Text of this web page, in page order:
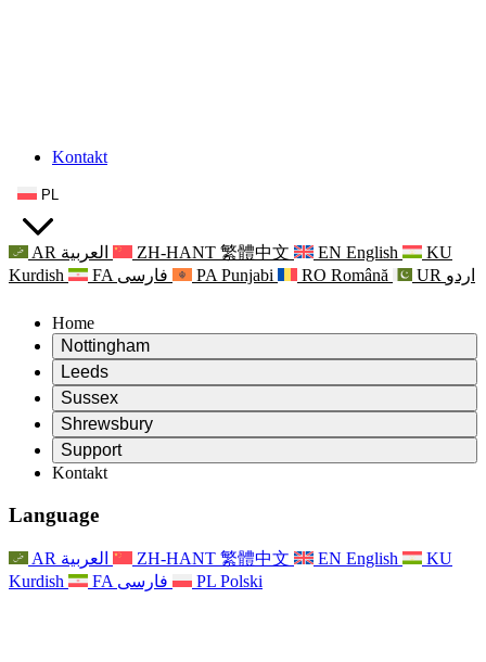
Kontakt
PL
AR العربية ZH-HANT 繁體中文 EN English
KU
Kurdish
FA فارسی PA Punjabi RO Română UR اردو
Home
Nottingham
Review
Przewodniczący Przeglądu
Niezależny zespół recenzentów
Zakres uprawnień
Raport końcowy z niezależnego przeglądu
Często zadawane pytania
Proces przekazywania informacji zwrotnych przez rodzinę
Biuletyny informacyjne
Opt Out
Leeds
Review
Przewodniczący Przeglądu
Niezależny zespół recenzentów
Zakres wymagań i obowiązków
Kontakt
Wsparcie psychologiczne dla rodzin
Aktualizacje dla rodzin
Zdarzenia
For Staff
Wsparcie dla personelu
Sussex
Review
Przewodniczący Przeglądu
Niezależny zespół recenzentów
Zakres uprawnień
For Families
Aktualizacje dla rodzin
Zdarzenia
Shrewsbury
Review
Zakres zadań w zakresie oceny macierzyństwa
Raport końcowy z niezależnego przeglądu
Pierwszy raport z niezależnego przeglądu
For Families
Aktualizacje
Support
Leeds
Nottingham
Rodzinna Służba Wsparcia Psychologicznego
Wsparcie w sytuacjach kryzysowych związanych ze
zdrowiem psychicznym
Usługi regionalne Nottingham
Kontakt
Language
AR العربية ZH-HANT 繁體中文 EN English
KU
Kurdish
FA فارسی PL Polski